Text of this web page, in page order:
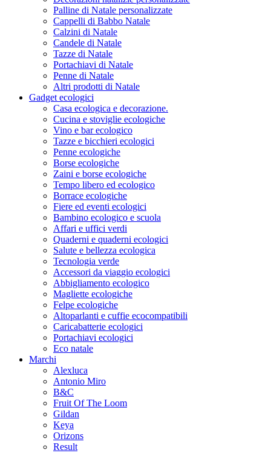
Palline di Natale personalizzate
Cappelli di Babbo Natale
Calzini di Natale
Candele di Natale
Tazze di Natale
Portachiavi di Natale
Penne di Natale
Altri prodotti di Natale
Gadget ecologici
Casa ecologica e decorazione.
Cucina e stoviglie ecologiche
Vino e bar ecologico
Tazze e bicchieri ecologici
Penne ecologiche
Borse ecologiche
Zaini e borse ecologiche
Tempo libero ed ecologico
Borrace ecologiche
Fiere ed eventi ecologici
Bambino ecologico e scuola
Affari e uffici verdi
Quaderni e quaderni ecologici
Salute e bellezza ecologica
Tecnologia verde
Accessori da viaggio ecologici
Abbigliamento ecologico
Magliette ecologiche
Felpe ecologiche
Altoparlanti e cuffie ecocompatibili
Caricabatterie ecologici
Portachiavi ecologici
Eco natale
Marchi
Alexluca
Antonio Miro
B&C
Fruit Of The Loom
Gildan
Keya
Orizons
Result